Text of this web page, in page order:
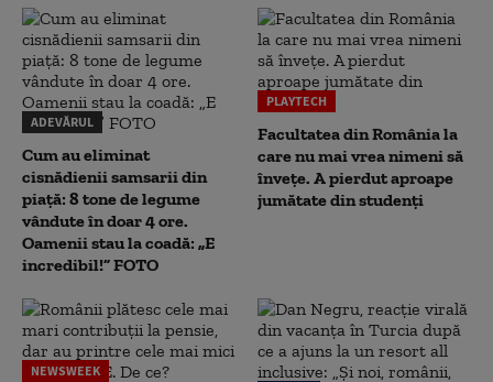
ADEVĂRUL
Cum au eliminat
cisnădienii samsarii din
piață: 8 tone de legume
vândute în doar 4 ore.
Oamenii stau la coadă: „E
incredibil!” FOTO
PLAYTECH
Facultatea din România la
care nu mai vrea nimeni să
înveţe. A pierdut aproape
jumătate din studenţi
NEWSWEEK